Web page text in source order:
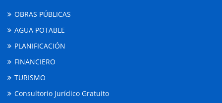
OBRAS PÚBLICAS
AGUA POTABLE
PLANIFICACIÓN
FINANCIERO
TURISMO
Consultorio Jurídico Gratuito